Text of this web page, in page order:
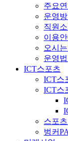
주요
운영
직원소
이용안
오시
운영
ICT스포츠
ICT스
ICT스
스포
벙커